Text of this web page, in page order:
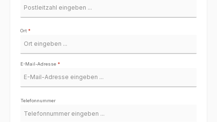
Ort *
E-Mail-Adresse *
Telefonnummer